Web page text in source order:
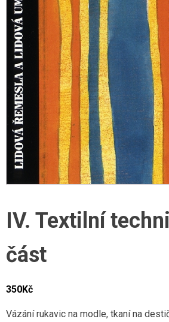
IV. Textilní
část
350Kč
Vázání rukavic na modle, tkaní na